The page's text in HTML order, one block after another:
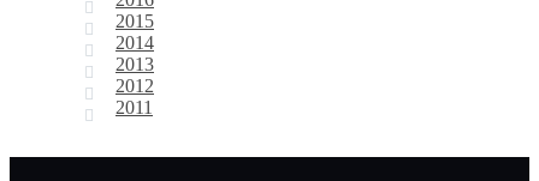
2015
2014
2013
2012
2011